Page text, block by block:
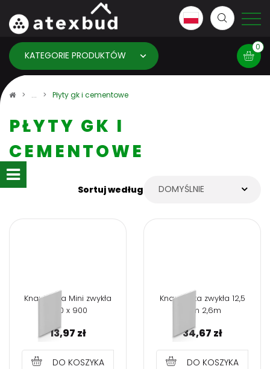
KATEGORIE PRODUKTÓW
0
info:
Płyty gk i cementowe
PŁYTY GK I
CEMENTOWE
Sortuj według DOMYŚLNIE
Knauf Płyta Mini zwykła
600 x 900
13,97 zł
DO KOSZYKA
Knauf Płyta zwykła 12,5
mm 2,6m
34,67 zł
DO KOSZYKA